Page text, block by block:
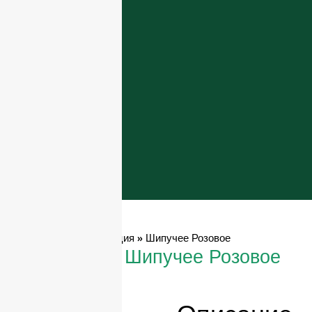
Продукция » Шипучее Розовое
Шипучее Розовое